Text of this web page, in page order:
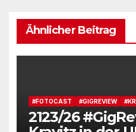
Ähnlicher Beitrag
#FOTOCAST #GIGREVIEW
2123/26